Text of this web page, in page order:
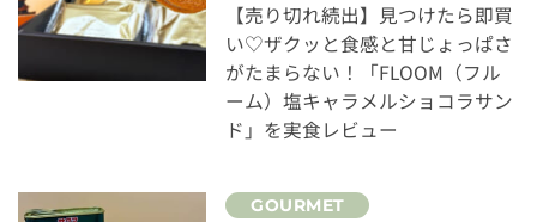
【売り切れ続出】見つけたら即買
い♡ザクッと食感と甘じょっぱさ
がたまらない！「FLOOM（フル
ーム）塩キャラメルショコラサン
ド」を実食レビュー